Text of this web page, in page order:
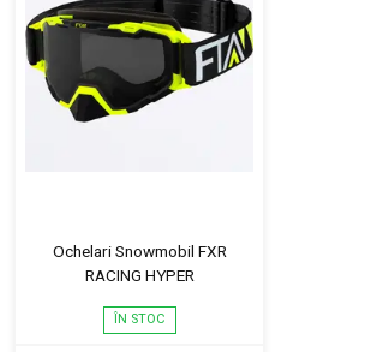
Ochelari Snowmobil FXR
RACING HYPER
ÎN STOC